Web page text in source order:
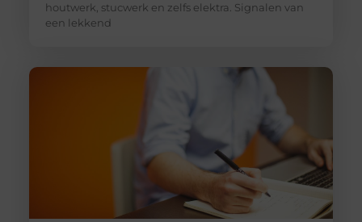
houtwerk, stucwerk en zelfs elektra. Signalen van
een lekkend